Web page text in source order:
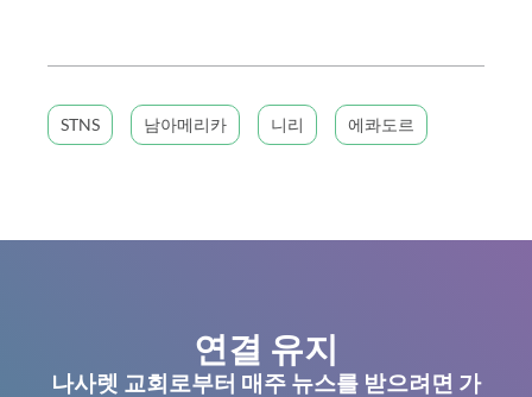
STNS 남아메리카 니리 에콰도르
연결 유지
나사렛 교회로부터 매주 뉴스를 받으려면 가